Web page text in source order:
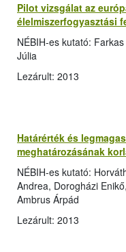
Pilot vizsgálat az
élelmiszerfogyasztási
NÉBIH-es kutató:
Júlia
Lezárult: 2013
Határérték és
meghatározásának
NÉBIH-es kutató:
Andrea, Dorogházi
Ambrus Árpád
Lezárult: 2013